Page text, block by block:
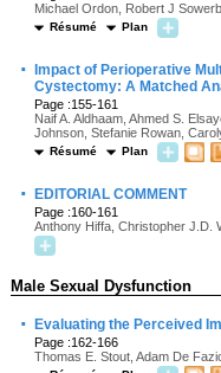
Michael Ordon, Robert J
Résumé Plan
·
Impact of Perioperative
Cystectomy: A Matched
Page :155-161
Naif A. Aldhaam, Ahmed S.
Johnson, Stefanie Rowan,
Résumé Plan
· EDITORIAL COMMENT
Page :160-161
Anthony Hiffa, Christopher J.D.
Male Sexual Dysfunction
· Evaluating the Perceived
Page :162-166
Thomas E. Stout, Adam De